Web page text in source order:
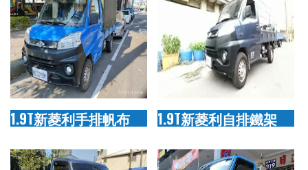
1.9T新菱利手排帆布 1.9T新菱利自排鐵架